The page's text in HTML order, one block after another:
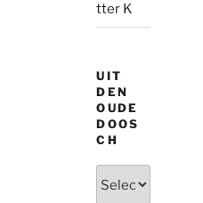
tter K
UIT
DEN
OUDE
DOOS
CH